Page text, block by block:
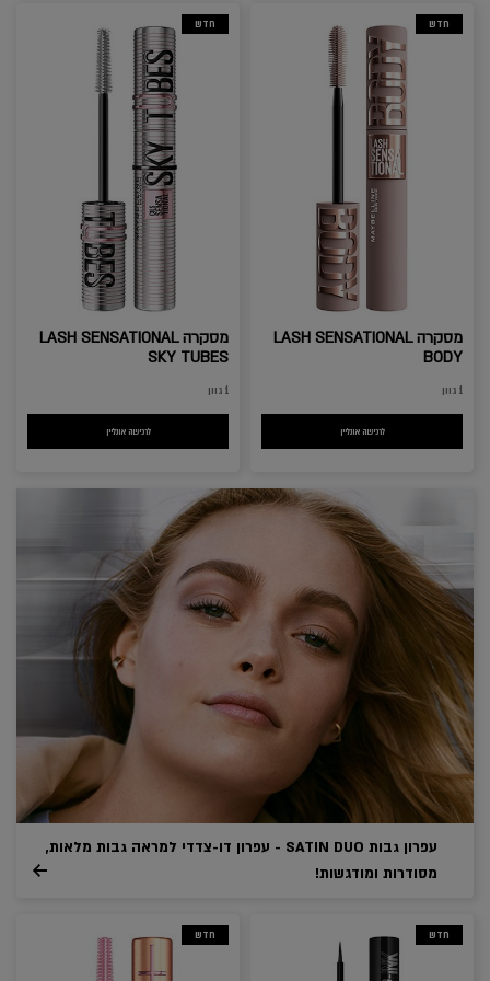
חדש
מסקרה LASH SENSATIONAL
SKY TUBES
1 גוון
לרכישה אונליין
חדש
מסקרה LASH SENSATIONAL
BODY
1 גוון
לרכישה אונליין
עפרון גבות SATIN DUO - עפרון דו-צדדי למראה גבות מלאות,
מסודרות ומודגשות!
חדש חדש